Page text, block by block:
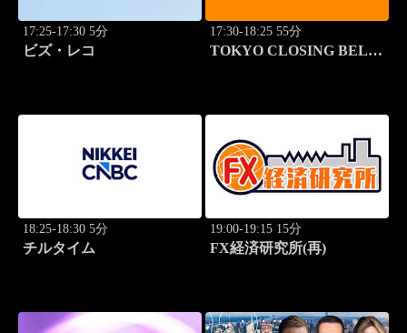
17:25-17:30 5分
ビズ・レコ
17:30-18:25 55分
TOKYO CLOSING BELL
18:25-18:30 5分
チルタイム
19:00-19:15 15分
FX経済研究所(再)